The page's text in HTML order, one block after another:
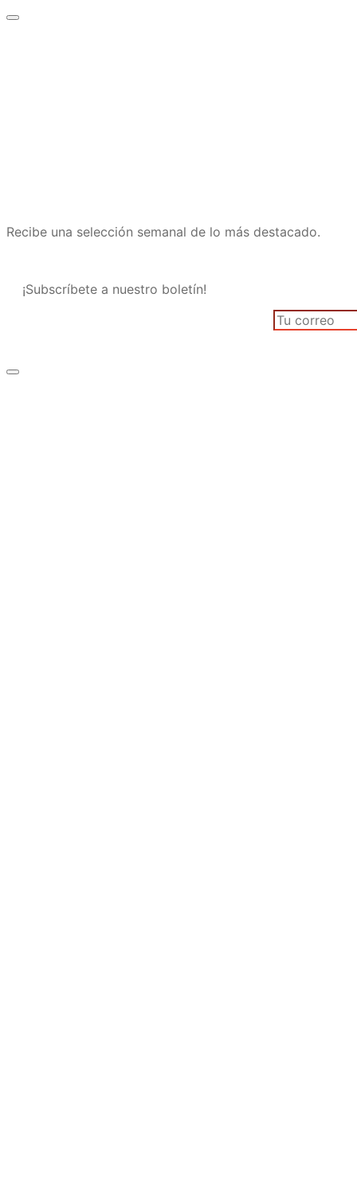
Recibe una selección semanal de lo más destacado.
¡Subscríbete a nuestro boletín!